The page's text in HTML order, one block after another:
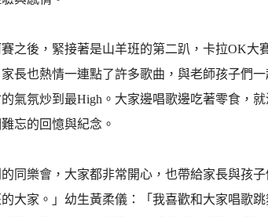
之後，緊接著是山羊班的第二趴，卡拉OK
長也熱情一連點了許多歌曲，與老師孩子們
氣氛炒到最High。大家邊唱歌邊吃著零食，
忘的回憶與紀念。
同樂會，大家都非常開心，也帶給家長與孩
大家。」幼生黃柔儀：「我喜歡和大家唱歌